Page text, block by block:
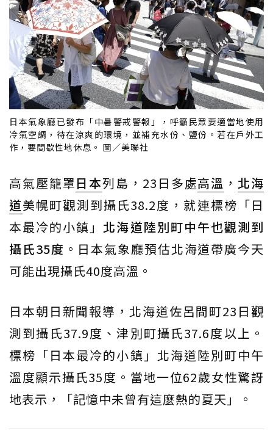
日本氣象廳已發布「中暑警戒警報」，呼籲民眾要適當地使用
冷氣空調，待在涼爽的環境，並補充水份、鹽份。若在戶外工
作，要間歇性地休息。 圖／美聯社
高氣壓籠罩日本列島，23日多處高溫 ，北海
道美幌町觀測到攝氏38.2度，就連標榜「日
本最冷的小鎮」北海道陸別町中午也觀測到
攝氏35度 。日本氣象廳預估北海道帶廣今天
可能出現攝氏40度高溫。
日本朝日新聞報導，北海道佐呂間町23日觀
測到攝氏37.9度、津別町攝氏37.6度以上。
標榜「日本最冷的小鎮」北海道陸別町中午
溫度顯示攝氏35度。當地一位62歲女性驚訝
地表示，「記憶中未曾有這麼熱的夏天」。